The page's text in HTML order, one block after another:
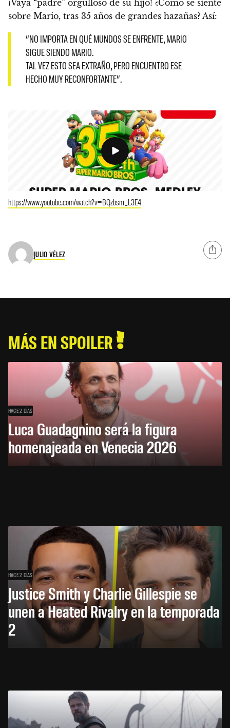
¡Vaya “padre” orgulloso de su hijo! ¿Cómo se siente
sobre Mario, tras 35 años de grandes hazañas? Así:
“NO IMPORTA EN QUÉ MUNDOS SE ENFRENTE,MARIO
SIGUE SIENDO MARIO.
TAL VEZ ESTO SEA EXTRAÑO, PERO ENCUENTRO ESE
HECHO MUY RECONFORTANTE”.
https://www.youtube.com/watch?v=BQzbsm_L3E4
JULIO VÉLEZ
MÁS EN SPOILER
HACE 2 DÍAS
Luca Guadagnino será la figura
homenajeada en Venecia 2026
HACE 2 DÍAS
Justice Smith y Charlie Gillespie se
unen a Heated Rivalry en la temporada
2